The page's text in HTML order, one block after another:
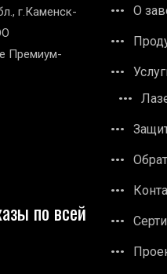
г.Каменск-
Премиум-
по всей
О